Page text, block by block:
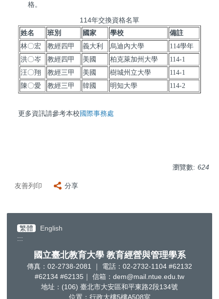
格。
114年交換資格名單
姓名 班別 國家 學校
備註
林〇宏
教經四甲 義大利 烏迪內大學
114學年
洪〇岑
教經四甲 美國 柏克萊加州大學
114-1
汪〇翔
教經三甲 美國 樹城州立大學
114-1
陳〇愛
教經三甲 韓國 明知大學 114-2
更多資訊請參考本校國際事務處
瀏覽數: 624
友善列印 分享
繁體
English
:::
國立臺北教育大學 教育經營與管理學系
傳真：02-2738-2081 ｜ 電話：02-2732-1104 #62132
#62134 #62135｜ 信箱：dem@mail.ntue.edu.tw
地址：(106) 臺北市大安區和平東路2段134號
位置：行政大樓5樓A508室